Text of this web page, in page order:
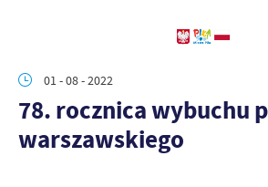
01 - 08 - 2022
78. rocznica wybuchu
warszawskiego